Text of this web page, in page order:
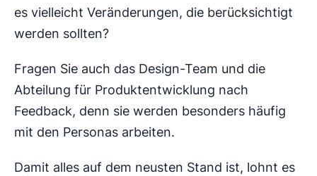
es vielleicht Veränderungen, die berücksichtigt
werden sollten?
Fragen Sie auch das Design-Team und die
Abteilung für Produktentwicklung nach
Feedback, denn sie werden besonders häufig
mit den Personas arbeiten.
Damit alles auf dem neusten Stand ist, lohnt es